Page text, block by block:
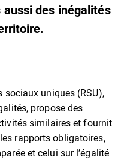
des inégalités
sociaux uniques (RSU),
propose des
similaires et fournit
rapports obligatoires,
et celui sur l’égalité